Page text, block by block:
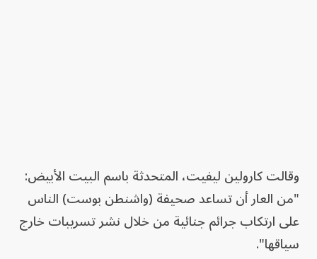
وقالت كارولين ليفيت، المتحدثة باسم البيت الأبيض:
"من العار أن تساعد صحيفة (واشنطن بوست) الناس
على ارتكاب جرائم جنائية من خلال نشر تسريبات خارج
سياقها".